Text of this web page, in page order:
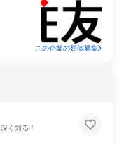
この企業の類似募集
く知る！